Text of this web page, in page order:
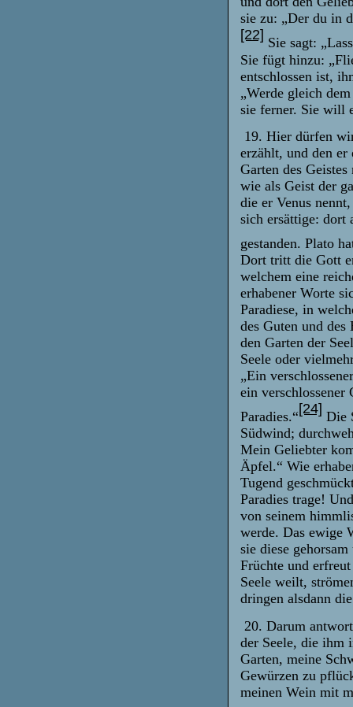
sie zu: „Der du in
[22]
Sie sagt:
Sie fügt hinzu:
entschlossen ist,
„Werde gleich
sie ferner. Sie will
19. Hier dürfen
erzählt, und den er
Garten des
wie als Geist der
die er Venus
sich ersättige: dort
gestanden. Plato
Dort tritt die Gott
welchem eine
erhabener Worte
Paradiese, in
des Guten und
den Garten der
Seele oder
„Ein
ein verschlossener
Paradies.“
[24]
Die
Südwind;
Mein Geliebter
Äpfel.“ Wie
Tugend
Paradies trage!
von seinem
werde. Das ewige
sie diese
Früchte und
Seele weilt,
dringen alsdann
20. Darum
der Seele, die ihm
Garten, meine
Gewürzen zu
meinen Wein mit